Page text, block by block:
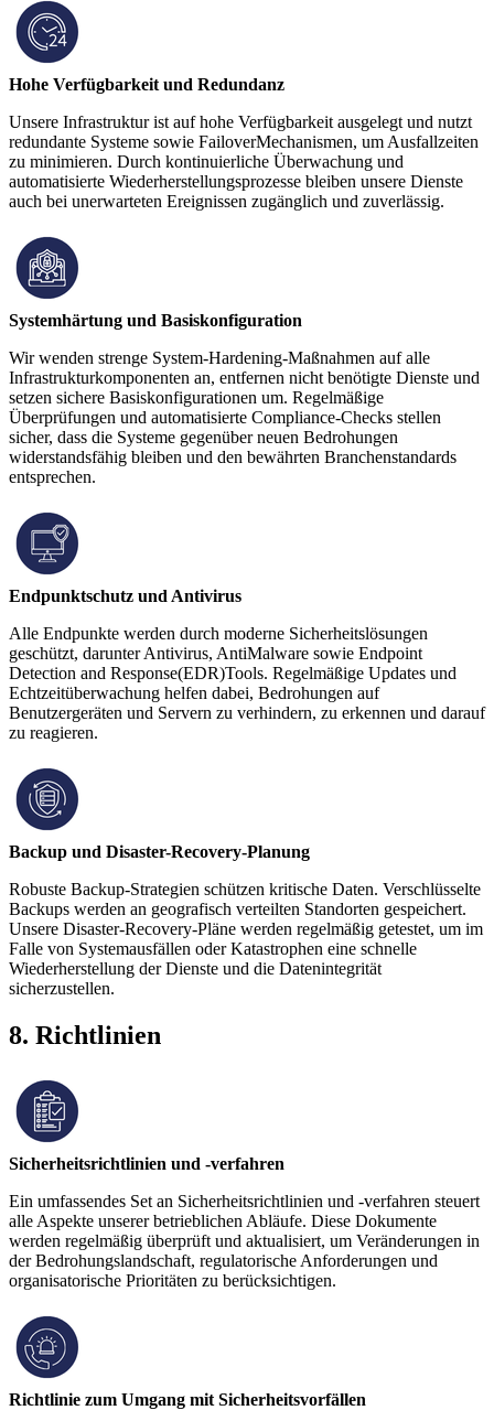
Hohe Verfügbarkeit und Redundanz
Unsere Infrastruktur ist auf hohe Verfügbarkeit ausgelegt und nutzt
redundante Systeme sowie FailoverMechanismen, um Ausfallzeiten
zu minimieren. Durch kontinuierliche Überwachung und
automatisierte Wiederherstellungsprozesse bleiben unsere Dienste
auch bei unerwarteten Ereignissen zugänglich und zuverlässig.
Systemhärtung und Basiskonfiguration
Wir wenden strenge System-Hardening-Maßnahmen auf alle
Infrastrukturkomponenten an, entfernen nicht benötigte Dienste und
setzen sichere Basiskonfigurationen um. Regelmäßige
Überprüfungen und automatisierte Compliance-Checks stellen
sicher, dass die Systeme gegenüber neuen Bedrohungen
widerstandsfähig bleiben und den bewährten Branchenstandards
entsprechen.
Endpunktschutz und Antivirus
Alle Endpunkte werden durch moderne Sicherheitslösungen
geschützt, darunter Antivirus, AntiMalware sowie Endpoint
Detection and Response(EDR)Tools. Regelmäßige Updates und
Echtzeitüberwachung helfen dabei, Bedrohungen auf
Benutzergeräten und Servern zu verhindern, zu erkennen und darauf
zu reagieren.
Backup und Disaster-Recovery-Planung
Robuste Backup-Strategien schützen kritische Daten. Verschlüsselte
Backups werden an geografisch verteilten Standorten gespeichert.
Unsere Disaster-Recovery-Pläne werden regelmäßig getestet, um im
Falle von Systemausfällen oder Katastrophen eine schnelle
Wiederherstellung der Dienste und die Datenintegrität
sicherzustellen.
8. Richtlinien
Sicherheitsrichtlinien und -verfahren
Ein umfassendes Set an Sicherheitsrichtlinien und -verfahren steuert
alle Aspekte unserer betrieblichen Abläufe. Diese Dokumente
werden regelmäßig überprüft und aktualisiert, um Veränderungen in
der Bedrohungslandschaft, regulatorische Anforderungen und
organisatorische Prioritäten zu berücksichtigen.
Richtlinie zum Umgang mit Sicherheitsvorfällen